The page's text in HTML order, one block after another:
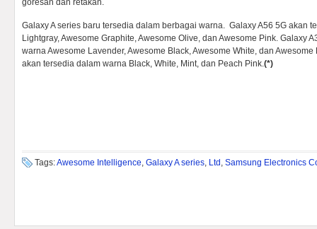
goresan dan retakan.
Galaxy A series baru tersedia dalam berbagai warna. Galaxy A56 5G akan
Lightgray, Awesome Graphite, Awesome Olive, dan Awesome Pink. Galaxy
warna Awesome Lavender, Awesome Black, Awesome White, dan
akan tersedia dalam warna Black, White, Mint, dan Peach Pink.(*)
Tags:Awesome Intelligence, Galaxy A series, Ltd , Samsung Electronics